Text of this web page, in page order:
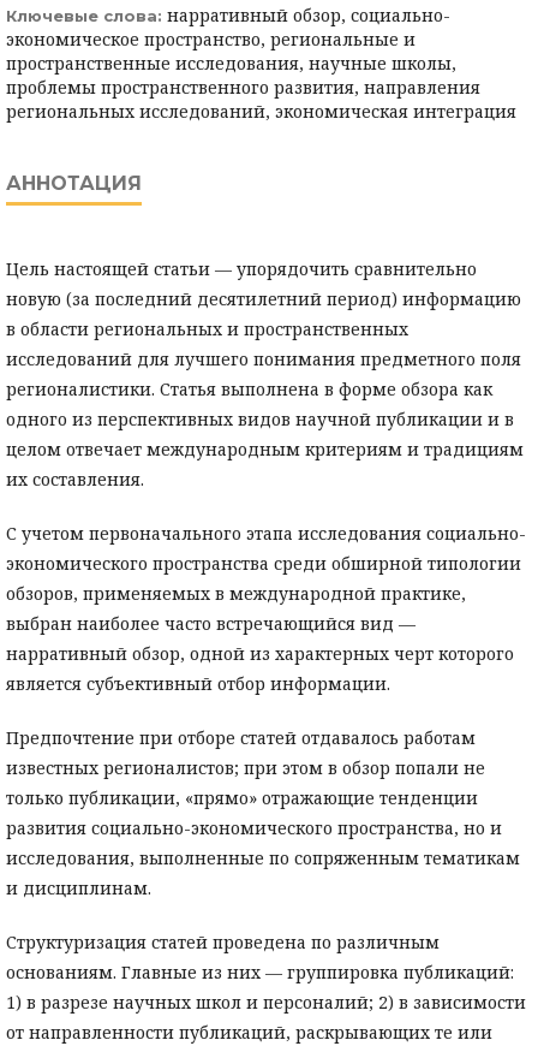
Ключевые слова: нарративный обзор, социально-
экономическое пространство, региональные и
пространственные исследования, научные школы,
проблемы пространственного развития, направления
региональных исследований, экономическая интеграция
АННОТАЦИЯ
Цель настоящей статьи — упорядочить сравнительно
новую (за последний десятилетний период) информацию
в области региональных и пространственных
исследований для лучшего понимания предметного поля
регионалистики. Статья выполнена в форме обзора как
одного из перспективных видов научной публикации и в
целом отвечает международным критериям и традициям
их составления.
С учетом первоначального этапа исследования социально-
экономического пространства среди обширной типологии
обзоров, применяемых в международной практике,
выбран наиболее часто встречающийся вид —
нарративный обзор, одной из характерных черт которого
является субъективный отбор информации.
Предпочтение при отборе статей отдавалось работам
известных регионалистов; при этом в обзор попали не
только публикации, «прямо» отражающие тенденции
развития социально-экономического пространства, но и
исследования, выполненные по сопряженным тематикам
и дисциплинам.
Структуризация статей проведена по различным
основаниям. Главные из них — группировка публикаций:
1) в разрезе научных школ и персоналий; 2) в зависимости
от направленности публикаций, раскрывающих те или